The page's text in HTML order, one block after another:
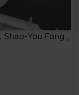
Shao-You Fang ,